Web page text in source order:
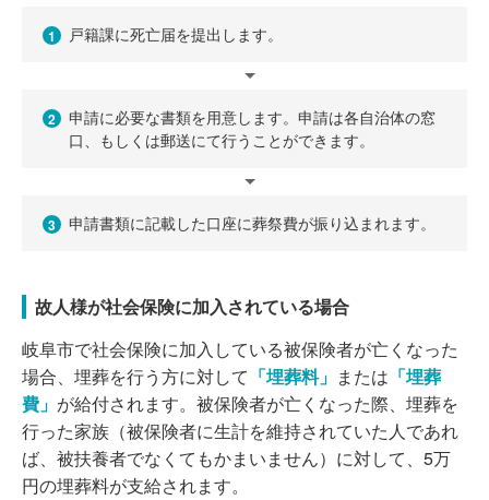
1 戸籍課に死亡届を提出します。
2
申請に必要な書類を用意します。申請は各自治体の窓
口、もしくは郵送にて行うことができます。
3 申請書類に記載した口座に葬祭費が振り込まれます。
故人様が社会保険に加入されている場合
岐阜市で社会保険に加入している被保険者が亡くなった
場合、埋葬を行う方に対して 「埋葬料」 または 「埋葬
費」 が給付されます。被保険者が亡くなった際、埋葬を
行った家族（被保険者に生計を維持されていた人であれ
ば、被扶養者でなくてもかまいません）に対して、5万
円の埋葬料が支給されます。